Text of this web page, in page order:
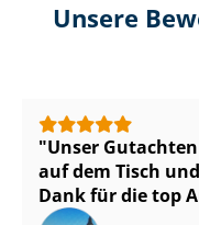
Unsere
Unser
auf dem Tisch
Dank für die top